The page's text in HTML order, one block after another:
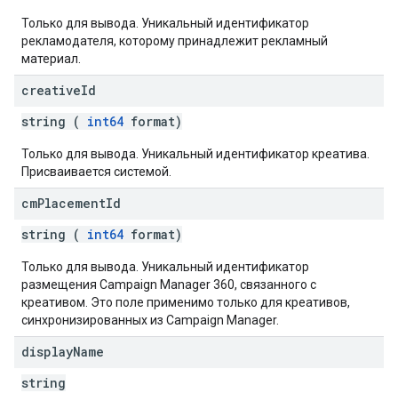
Только для вывода. Уникальный идентификатор
рекламодателя, которому принадлежит рекламный
материал.
creativeId
string ( int64 format)
Только для вывода. Уникальный идентификатор креатива.
Присваивается системой.
cmPlacementId
string ( int64 format)
Только для вывода. Уникальный идентификатор
размещения Campaign Manager 360, связанного с
креативом. Это поле применимо только для креативов,
синхронизированных из Campaign Manager.
displayName
string